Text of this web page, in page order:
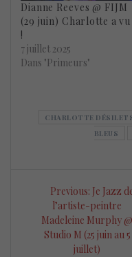
Dianne Reeves @ FIJM
(29 juin) Charlotte a vu
!
7 juillet 2025
Dans "Primeurs"
CHARLOTTE
BLEUS
Navigation
l’article
Previous: Previous
post:
Je Jazz
l’artiste-peintre
Madeleine Murphy @
Studio M (25 juin au 5
juillet)